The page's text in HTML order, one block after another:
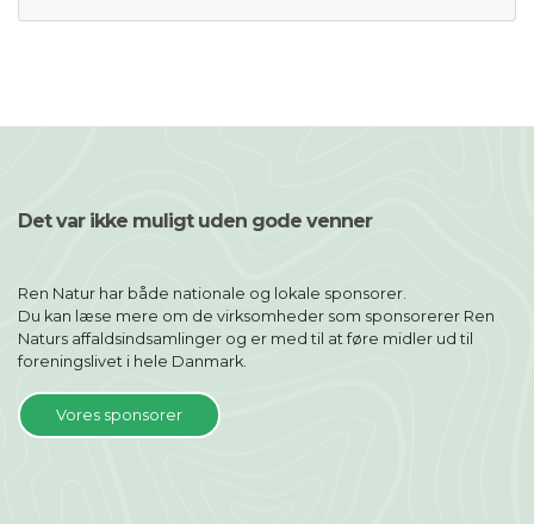
Det var ikke muligt uden gode venner
Ren Natur har både nationale og lokale sponsorer.
Du kan læse mere om de virksomheder som sponsorerer Ren
Naturs affaldsindsamlinger og er med til at føre midler ud til
foreningslivet i hele Danmark.
Vores sponsorer